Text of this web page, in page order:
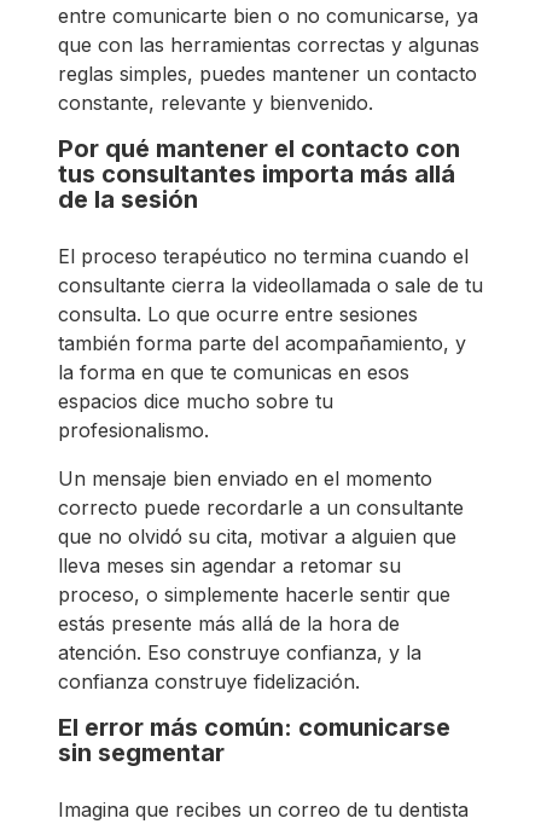
entre comunicarte bien o no comunicarse, ya
que con las herramientas correctas y algunas
reglas simples, puedes mantener un contacto
constante, relevante y bienvenido.
Por qué mantener el contacto con
tus consultantes importa más allá
de la sesión
El proceso terapéutico no termina cuando el
consultante cierra la videollamada o sale de tu
consulta. Lo que ocurre entre sesiones
también forma parte del acompañamiento, y
la forma en que te comunicas en esos
espacios dice mucho sobre tu
profesionalismo.
Un mensaje bien enviado en el momento
correcto puede recordarle a un consultante
que no olvidó su cita, motivar a alguien que
lleva meses sin agendar a retomar su
proceso, o simplemente hacerle sentir que
estás presente más allá de la hora de
atención. Eso construye confianza, y la
confianza construye fidelización.
El error más común: comunicarse
sin segmentar
Imagina que recibes un correo de tu dentista